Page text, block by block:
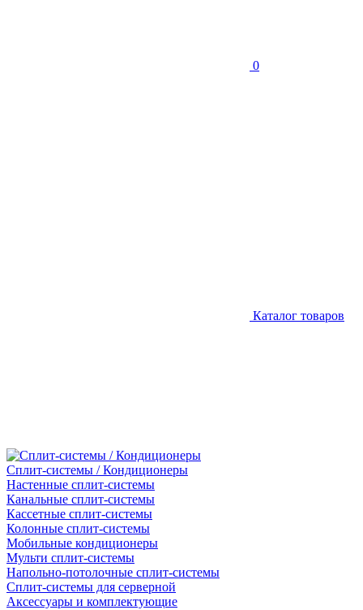
0
Каталог товаров
Сплит-системы / Кондиционеры
Настенные сплит-системы
Канальные сплит-системы
Кассетные сплит-системы
Колонные сплит-системы
Мобильные кондиционеры
Мульти сплит-системы
Напольно-потолочные сплит-системы
Сплит-системы для серверной
Аксессуары и комплектующие